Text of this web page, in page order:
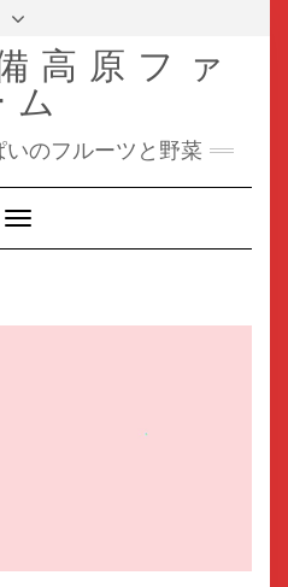
header
高原ファ
ム
のフルーツと野菜
Toggle
Navigation